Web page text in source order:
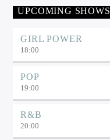
UPCOMING SHOWS
GIRL POWER
18:00
POP
19:00
R&B
20:00